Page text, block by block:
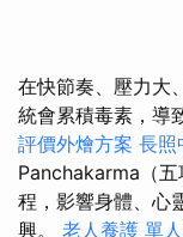
在快節奏、壓力大
統會累積毒素，導
評價外燴方案 長照
Panchakarma（
程，影響身體、心
興。 老人養護 單